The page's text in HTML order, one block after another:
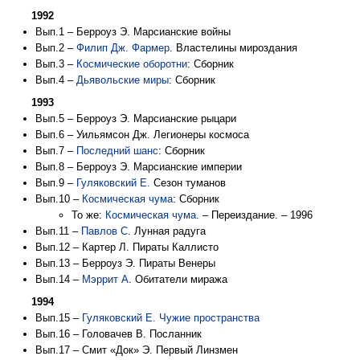
1992
Вып.1 – Берроуз Э. Марсианские войны
Вып.2 – Филип Дж. Фармер. Властелины мироздания
Вып.3 – Космические оборотни: Сборник
Вып.4 – Дьявольские миры: Сборник
1993
Вып.5 – Берроуз Э. Марсианские рыцари
Вып.6 – Уильямсон Дж. Легионеры космоса
Вып.7 – Последний шанс: Сборник
Вып.8 – Берроуз Э. Марсианские империи
Вып.9 – Гуляковский Е. Сезон туманов
Вып.10 – Космическая чума: Сборник
То же: Космическая чума. – Переиздание. – 1996
Вып.11 – Павлов С. Лунная радуга
Вып.12 – Картер Л. Пираты Каллисто
Вып.13 – Берроуз Э. Пираты Венеры
Вып.14 – Мэррит А. Обитатели миража
1994
Вып.15 – Гуляковский Е. Чужие пространства
Вып.16 – Головачев В. Посланник
Вып.17 – Смит «Док» Э. Первый Линзмен